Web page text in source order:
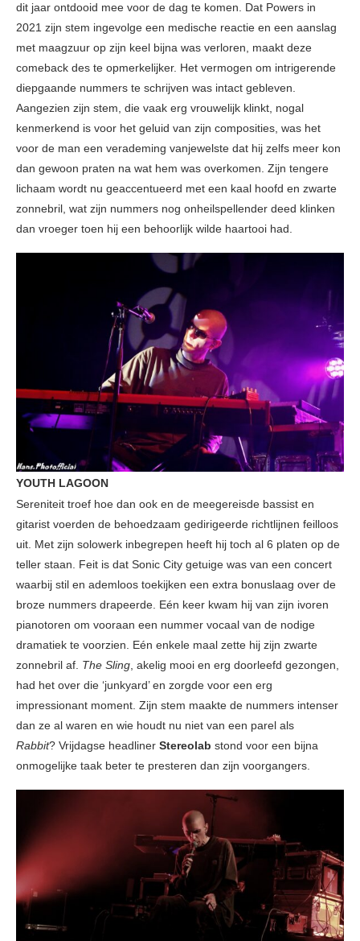
dit jaar ontdooid mee voor de dag te komen. Dat Powers in
2021 zijn stem ingevolge een medische reactie en een aanslag
met maagzuur op zijn keel bijna was verloren, maakt deze
comeback des te opmerkelijker. Het vermogen om intrigerende
diepgaande nummers te schrijven was intact gebleven.
Aangezien zijn stem, die vaak erg vrouwelijk klinkt, nogal
kenmerkend is voor het geluid van zijn composities, was het
voor de man een verademing vanjewelste dat hij zelfs meer kon
dan gewoon praten na wat hem was overkomen. Zijn tengere
lichaam wordt nu geaccentueerd met een kaal hoofd en zwarte
zonnebril, wat zijn nummers nog onheilspellender deed klinken
dan vroeger toen hij een behoorlijk wilde haartooi had.
YOUTH LAGOON
Sereniteit troef hoe dan ook en de meegereisde bassist en
gitarist voerden de behoedzaam gedirigeerde richtlijnen feilloos
uit. Met zijn solowerk inbegrepen heeft hij toch al 6 platen op de
teller staan. Feit is dat Sonic City getuige was van een concert
waarbij stil en ademloos toekijken een extra bonuslaag over de
broze nummers drapeerde. Eén keer kwam hij van zijn ivoren
pianotoren om vooraan een nummer vocaal van de nodige
dramatiek te voorzien. Eén enkele maal zette hij zijn zwarte
zonnebril af. The Sling , akelig mooi en erg doorleefd gezongen,
had het over die ‘junkyard’ en zorgde voor een erg
impressionant moment. Zijn stem maakte de nummers intenser
dan ze al waren en wie houdt nu niet van een parel als
Rabbit? Vrijdagse headliner Stereolab stond voor een bijna
onmogelijke taak beter te presteren dan zijn voorgangers.